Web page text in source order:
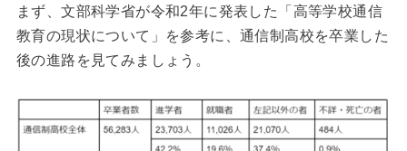
まず、文部科学省が令和2年に発表した「高等学校通信
教育の現状について」を参考に、通信制高校を卒業した
後の進路を見てみましょう。